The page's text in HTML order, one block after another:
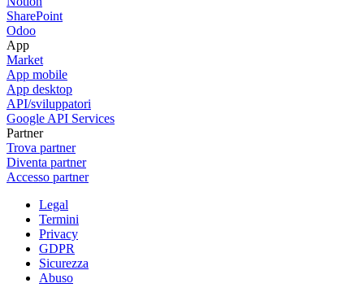
SharePoint
Odoo
App
Market
App mobile
App desktop
API/sviluppatori
Google API Services
Partner
Trova partner
Diventa partner
Accesso partner
Legal
Termini
Privacy
GDPR
Sicurezza
Abuso